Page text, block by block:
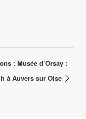
: Musée d’Orsay :
à Auvers sur Oise